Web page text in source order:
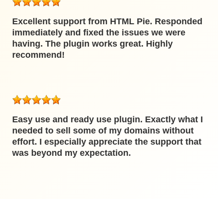
Excellent support from HTML Pie. Responded
immediately and fixed the issues we were
having. The plugin works great. Highly
recommend!
Easy use and ready use plugin. Exactly what I
needed to sell some of my domains without
effort. I especially appreciate the support that
was beyond my expectation.